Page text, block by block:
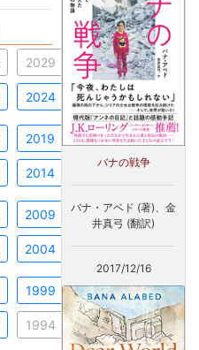
2029
2024
2019
2014
2009
2004
1999
1994
バナの戦争
バナ・アベド (著)、金
井真弓 (翻訳)
2017/12/16